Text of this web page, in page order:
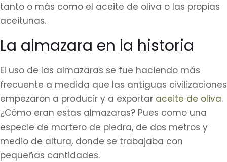
tanto o más como el aceite de oliva o las propias
aceitunas.
La almazara en la historia
El uso de las almazaras se fue haciendo más
frecuente a medida que las antiguas civilizaciones
empezaron a producir y a exportar aceite de oliva.
¿Cómo eran estas almazaras? Pues como una
especie de mortero de piedra, de dos metros y
medio de altura, donde se trabajaba con
pequeñas cantidades.